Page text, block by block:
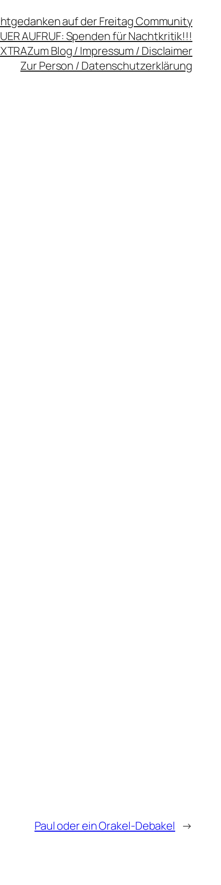
auf der Freitag Community
AUFRUF: Spenden für Nachtkritik!!!
Zum Blog / Impressum / Disclaimer
Zur Person / Datenschutzerklärung
Paul oder ein Orakel-Debakel →